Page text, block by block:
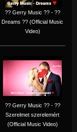
?? Gerry Music ?? - ??
Dreams ?? (Official Music
Video)
?? Gerry Music ?? - ??
Szerelmet szerelemért
(Official Music Video)